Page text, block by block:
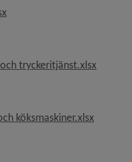
, 11 kB, öppnas i nytt fönster.
tryckeritjänst.xlsx, 10.6
köksmaskiner.xlsx, 16.3